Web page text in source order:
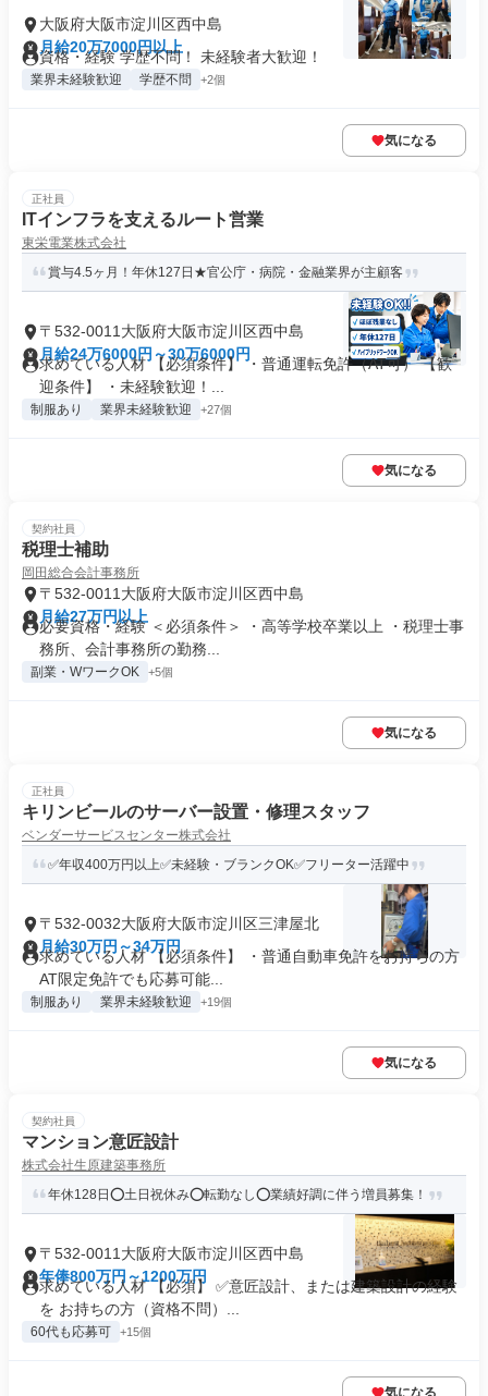
大阪府大阪市淀川区西中島
月給20万7000円以上
資格・経験 学歴不問！ 未経験者大歓迎！
業界未経験歓迎 学歴不問 +2個
気になる
正社員
ITインフラを支えるルート営業
東栄電業株式会社
賞与4.5ヶ月！年休127日★官公庁・病院・金融業界が主顧客
〒532-0011大阪府大阪市淀川区西中島
月給24万6000円～30万6000円
求めている人材 【必須条件】 ・普通運転免許（AT可） 【歓
迎条件】 ・未経験歓迎！...
制服あり 業界未経験歓迎 +27個
気になる
契約社員
税理士補助
岡田総合会計事務所
〒532-0011大阪府大阪市淀川区西中島
月給27万円以上
必要資格・経験 ＜必須条件＞ ・高等学校卒業以上 ・税理士事
務所、会計事務所の勤務...
副業・WワークOK +5個
気になる
正社員
キリンビールのサーバー設置・修理スタッフ
ベンダーサービスセンター株式会社
✅年収400万円以上✅未経験・ブランクOK✅フリーター活躍中
〒532-0032大阪府大阪市淀川区三津屋北
月給30万円～34万円
求めている人材 【必須条件】 ・普通自動車免許をお持ちの方
AT限定免許でも応募可能...
制服あり 業界未経験歓迎 +19個
気になる
契約社員
マンション意匠設計
株式会社生原建築事務所
年休128日⭕土日祝休み⭕転勤なし⭕業績好調に伴う増員募集！
〒532-0011大阪府大阪市淀川区西中島
年俸800万円～1200万円
求めている人材 【必須】 ✅意匠設計、または建築設計の経験
を お持ちの方（資格不問）...
60代も応募可 +15個
気になる